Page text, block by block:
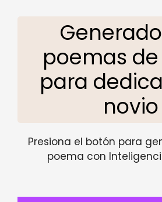
poemas
para
novio
Presiona el botón para
poema con